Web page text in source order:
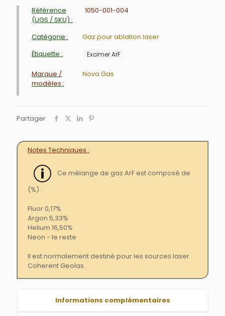
Référence
(UGS / SKU) :
1050-001-004
Catégorie :
Gaz pour ablation laser
Étiquette :
Excimer ArF
Marque /
modèles :
Nova Gas
Partager
Notes Techniques
Ce mélange de gaz ArF est composé de
(%) :
Fluor 0,17%
Argon 5,33%
Helium 16,50%
Neon - le reste
Il est normalement destiné pour les sources laser
Coherent Geolas.
Informations complémentaires